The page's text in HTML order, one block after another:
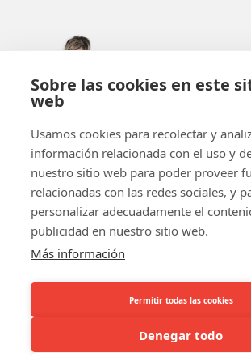
Sobre las cookies en este
web
Usamos cookies para recolectar y
información relacionada con el uso y
nuestro sitio web para poder proveer
relacionadas con las redes sociales, y
personalizar adecuadamente el
publicidad en nuestro sitio web.
Más información
Permitir todas las cookies
Denegar todo
800-842-9551
Facebook
Instagram
YouTube
LinkedIn
Términos y condiciones Política de